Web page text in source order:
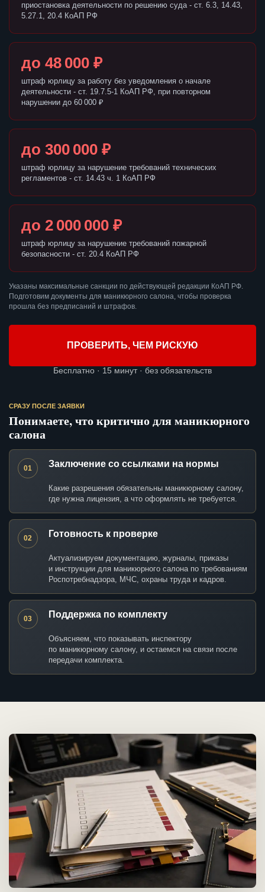
приостановка деятельности по решению суда - ст. 6.3, 14.43,
5.27.1, 20.4 КоАП РФ
до 48 000 ₽
штраф юрлицу за работу без уведомления о начале
деятельности - ст. 19.7.5-1 КоАП РФ, при повторном
нарушении до 60 000 ₽
до 300 000 ₽
штраф юрлицу за нарушение требований технических
регламентов - ст. 14.43 ч. 1 КоАП РФ
до 2 000 000 ₽
штраф юрлицу за нарушение требований пожарной
безопасности - ст. 20.4 КоАП РФ
Указаны максимальные санкции по действующей редакции КоАП РФ.
Подготовим документы для маникюрного салона, чтобы проверка
прошла без предписаний и штрафов.
ПРОВЕРИТЬ, ЧЕМ РИСКУЮ
Бесплатно · 15 минут · без обязательств
СРАЗУ ПОСЛЕ ЗАЯВКИ
Понимаете, что критично для маникюрного
салона
01 Заключение со ссылками на нормы
Какие разрешения обязательны маникюрному салону,
где нужна лицензия, а что оформлять не требуется.
02 Готовность к проверке
Актуализируем документацию, журналы, приказы
и инструкции для маникюрного салона по требованиям
Роспотребнадзора, МЧС, охраны труда и кадров.
03 Поддержка по комплекту
Объясняем, что показывать инспектору
по маникюрному салону, и остаемся на связи после
передачи комплекта.